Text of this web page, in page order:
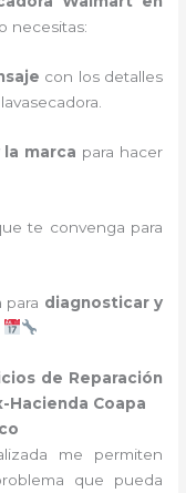
necesitas:
con los detalles
marca para hacer
te convenga para
para diagnosticar y
de Reparación
Hacienda Coapa
me permiten
que pueda